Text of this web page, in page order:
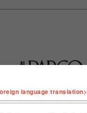
language translation>